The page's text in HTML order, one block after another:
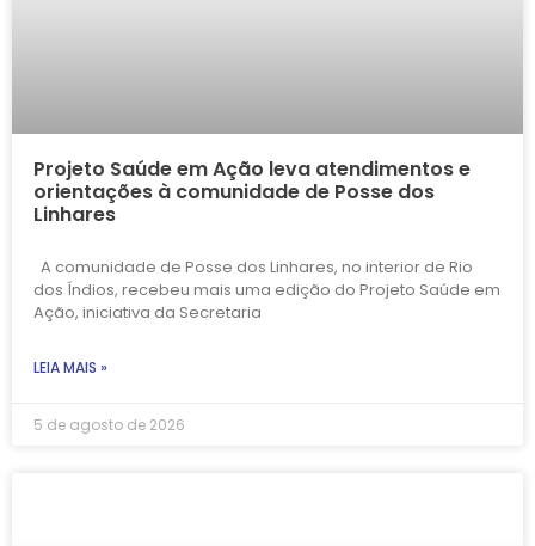
Projeto Saúde em Ação leva atendimentos e
orientações à comunidade de Posse dos
Linhares
A comunidade de Posse dos Linhares, no interior de Rio
dos Índios, recebeu mais uma edição do Projeto Saúde em
Ação, iniciativa da Secretaria
LEIA MAIS »
5 de agosto de 2026